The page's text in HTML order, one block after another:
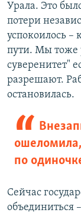
Урала. Это
потери
успокоилось –
пути. Мы тоже
суверенитет"
разрешают.
остановилась. ​
по
Сейчас
объединиться